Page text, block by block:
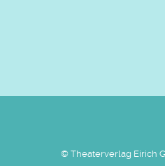
© Theaterverlag Eirich